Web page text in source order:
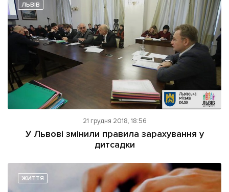
ЛЬВІВ
21 грудня 2018, 18:56
У Львові змінили правила зарахування у
дитсадки
ЖИТТЯ